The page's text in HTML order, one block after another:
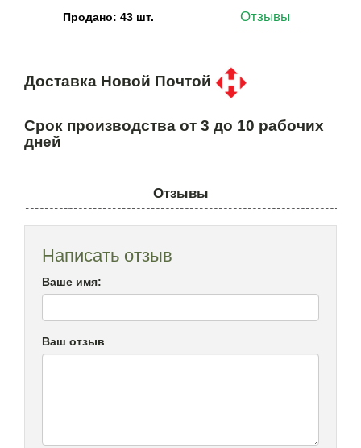
Продано: 43 шт. Отзывы
Доставка Новой Почтой
Срок производства от 3 до 10 рабочих
дней
Отзывы
Написать отзыв
Ваше имя:
Ваш отзыв